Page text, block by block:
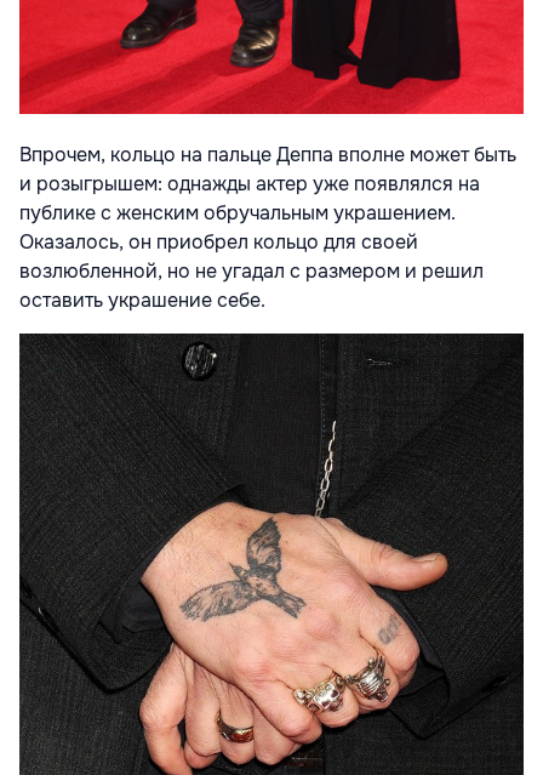
Впрочем, кольцо на пальце Деппа вполне может быть
и розыгрышем: однажды актер уже появлялся на
публике с женским обручальным украшением.
Оказалось, он приобрел кольцо для своей
возлюбленной, но не угадал с размером и решил
оставить украшение себе.